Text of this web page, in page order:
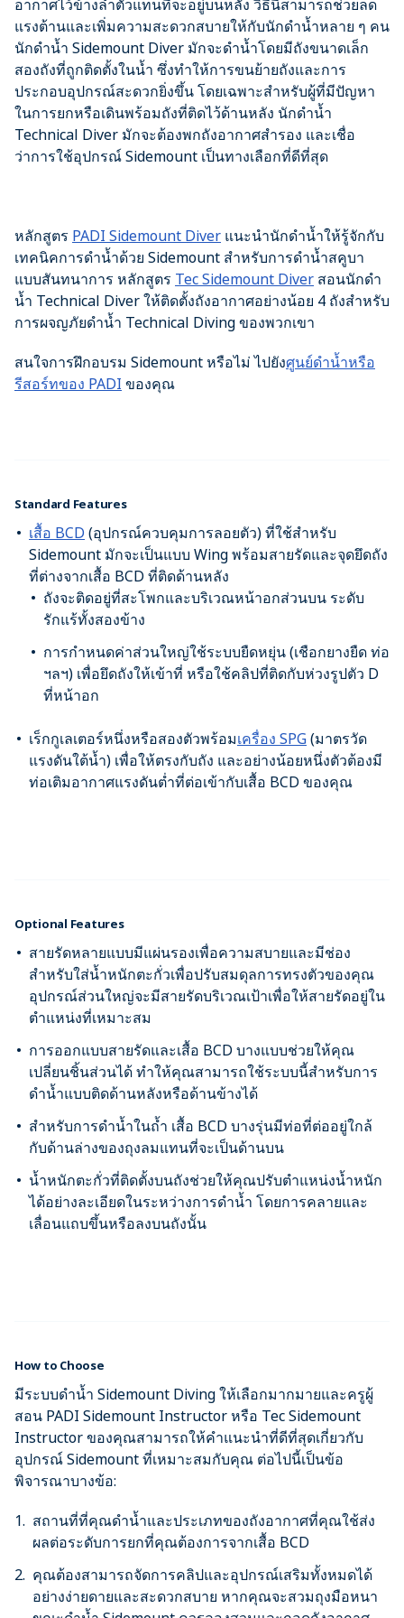
อากาศไว้ข้างลำตัวแทนที่จะอยู่บนหลัง วิธีนี้สามารถช่วยลด
แรงต้านและเพิ่มความสะดวกสบายให้กับนักดำน้ำหลาย ๆ คน
นักดำน้ำ Sidemount Diver มักจะดำน้ำโดยมีถังขนาดเล็ก
สองถังที่ถูกติดตั้งในน้ำ ซึ่งทำให้การขนย้ายถังและการ
ประกอบอุปกรณ์สะดวกยิ่งขึ้น โดยเฉพาะสำหรับผู้ที่มีปัญหา
ในการยกหรือเดินพร้อมถังที่ติดไว้ด้านหลัง นักดำน้ำ
Technical Diver มักจะต้องพกถังอากาศสำรอง และเชื่อ
ว่าการใช้อุปกรณ์ Sidemount เป็นทางเลือกที่ดีที่สุด
หลักสูตร PADI Sidemount Diver แนะนำนักดำน้ำให้รู้จักกับ
เทคนิคการดำน้ำด้วย Sidemount สำหรับการดำน้ำสคูบา
แบบสันทนาการ หลักสูตร Tec Sidemount Diver สอนนักดำ
น้ำ Technical Diver ให้ติดตั้งถังอากาศอย่างน้อย 4 ถังสำหรับ
การผจญภัยดำน้ำ Technical Diving ของพวกเขา
สนใจการฝึกอบรม Sidemount หรือไม่ ไปยังศูนย์ดำน้ำหรือ
รีสอร์ทของ PADI ของคุณ
Standard Features
เสื้อ BCD (อุปกรณ์ควบคุมการลอยตัว) ที่ใช้สำหรับ
Sidemount มักจะเป็นแบบ Wing พร้อมสายรัดและจุดยึดถัง
ที่ต่างจากเสื้อ BCD ที่ติดด้านหลัง
ถังจะติดอยู่ที่สะโพกและบริเวณหน้าอกส่วนบน ระดับ
รักแร้ทั้งสองข้าง
การกำหนดค่าส่วนใหญ่ใช้ระบบยืดหยุ่น (เชือกยางยืด ท่อ
ฯลฯ) เพื่อยึดถังให้เข้าที่ หรือใช้คลิปที่ติดกับห่วงรูปตัว D
ที่หน้าอก
เร็กกูเลเตอร์หนึ่งหรือสองตัวพร้อมเครื่อง SPG(มาตรวัด
แรงดันใต้น้ำ) เพื่อให้ตรงกับถัง และอย่างน้อยหนึ่งตัวต้องมี
ท่อเติมอากาศแรงดันต่ำที่ต่อเข้ากับเสื้อ BCD ของคุณ
Optional Features
สายรัดหลายแบบมีแผ่นรองเพื่อความสบายและมีช่อง
สำหรับใส่น้ำหนักตะกั่วเพื่อปรับสมดุลการทรงตัวของคุณ
อุปกรณ์ส่วนใหญ่จะมีสายรัดบริเวณเป้าเพื่อให้สายรัดอยู่ใน
ตำแหน่งที่เหมาะสม
การออกแบบสายรัดและเสื้อ BCD บางแบบช่วยให้คุณ
เปลี่ยนชิ้นส่วนได้ ทำให้คุณสามารถใช้ระบบนี้สำหรับการ
ดำน้ำแบบติดด้านหลังหรือด้านข้างได้
สำหรับการดำน้ำในถ้ำ เสื้อ BCD บางรุ่นมีท่อที่ต่ออยู่ใกล้
กับด้านล่างของถุงลมแทนที่จะเป็นด้านบน
น้ำหนักตะกั่วที่ติดตั้งบนถังช่วยให้คุณปรับตำแหน่งน้ำหนัก
ได้อย่างละเอียดในระหว่างการดำน้ำ โดยการคลายและ
เลื่อนแถบขึ้นหรือลงบนถังนั้น
How to Choose
มีระบบดำน้ำ Sidemount Diving ให้เลือกมากมายและครูผู้
สอน PADI Sidemount Instructor หรือ Tec Sidemount
Instructor ของคุณสามารถให้คำแนะนำที่ดีที่สุดเกี่ยวกับ
อุปกรณ์ Sidemount ที่เหมาะสมกับคุณ ต่อไปนี้เป็นข้อ
พิจารณาบางข้อ:
สถานที่ที่คุณดำน้ำและประเภทของถังอากาศที่คุณใช้ส่ง
ผลต่อระดับการยกที่คุณต้องการจากเสื้อ BCD
คุณต้องสามารถจัดการคลิปและอุปกรณ์เสริมทั้งหมดได้
อย่างง่ายดายและสะดวกสบาย หากคุณจะสวมถุงมือหนา